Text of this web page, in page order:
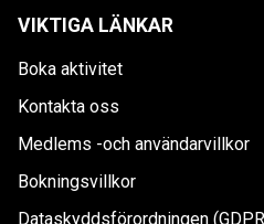
VIKTIGA LÄNKAR
Boka aktivitet
Kontakta oss
Medlems -och användarvillkor
Bokningsvillkor
Dataskyddsförordningen